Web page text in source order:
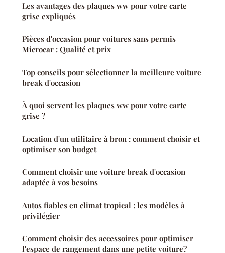
Les avantages des plaques ww pour votre carte
grise expliqués
Pièces d'occasion pour voitures sans permis
Microcar : Qualité et prix
Top conseils pour sélectionner la meilleure voiture
break d'occasion
À quoi servent les plaques ww pour votre carte
grise ?
Location d'un utilitaire à bron : comment choisir et
optimiser son budget
Comment choisir une voiture break d'occasion
adaptée à vos besoins
Autos fiables en climat tropical : les modèles à
privilégier
Comment choisir des accessoires pour optimiser
l'espace de rangement dans une petite voiture?